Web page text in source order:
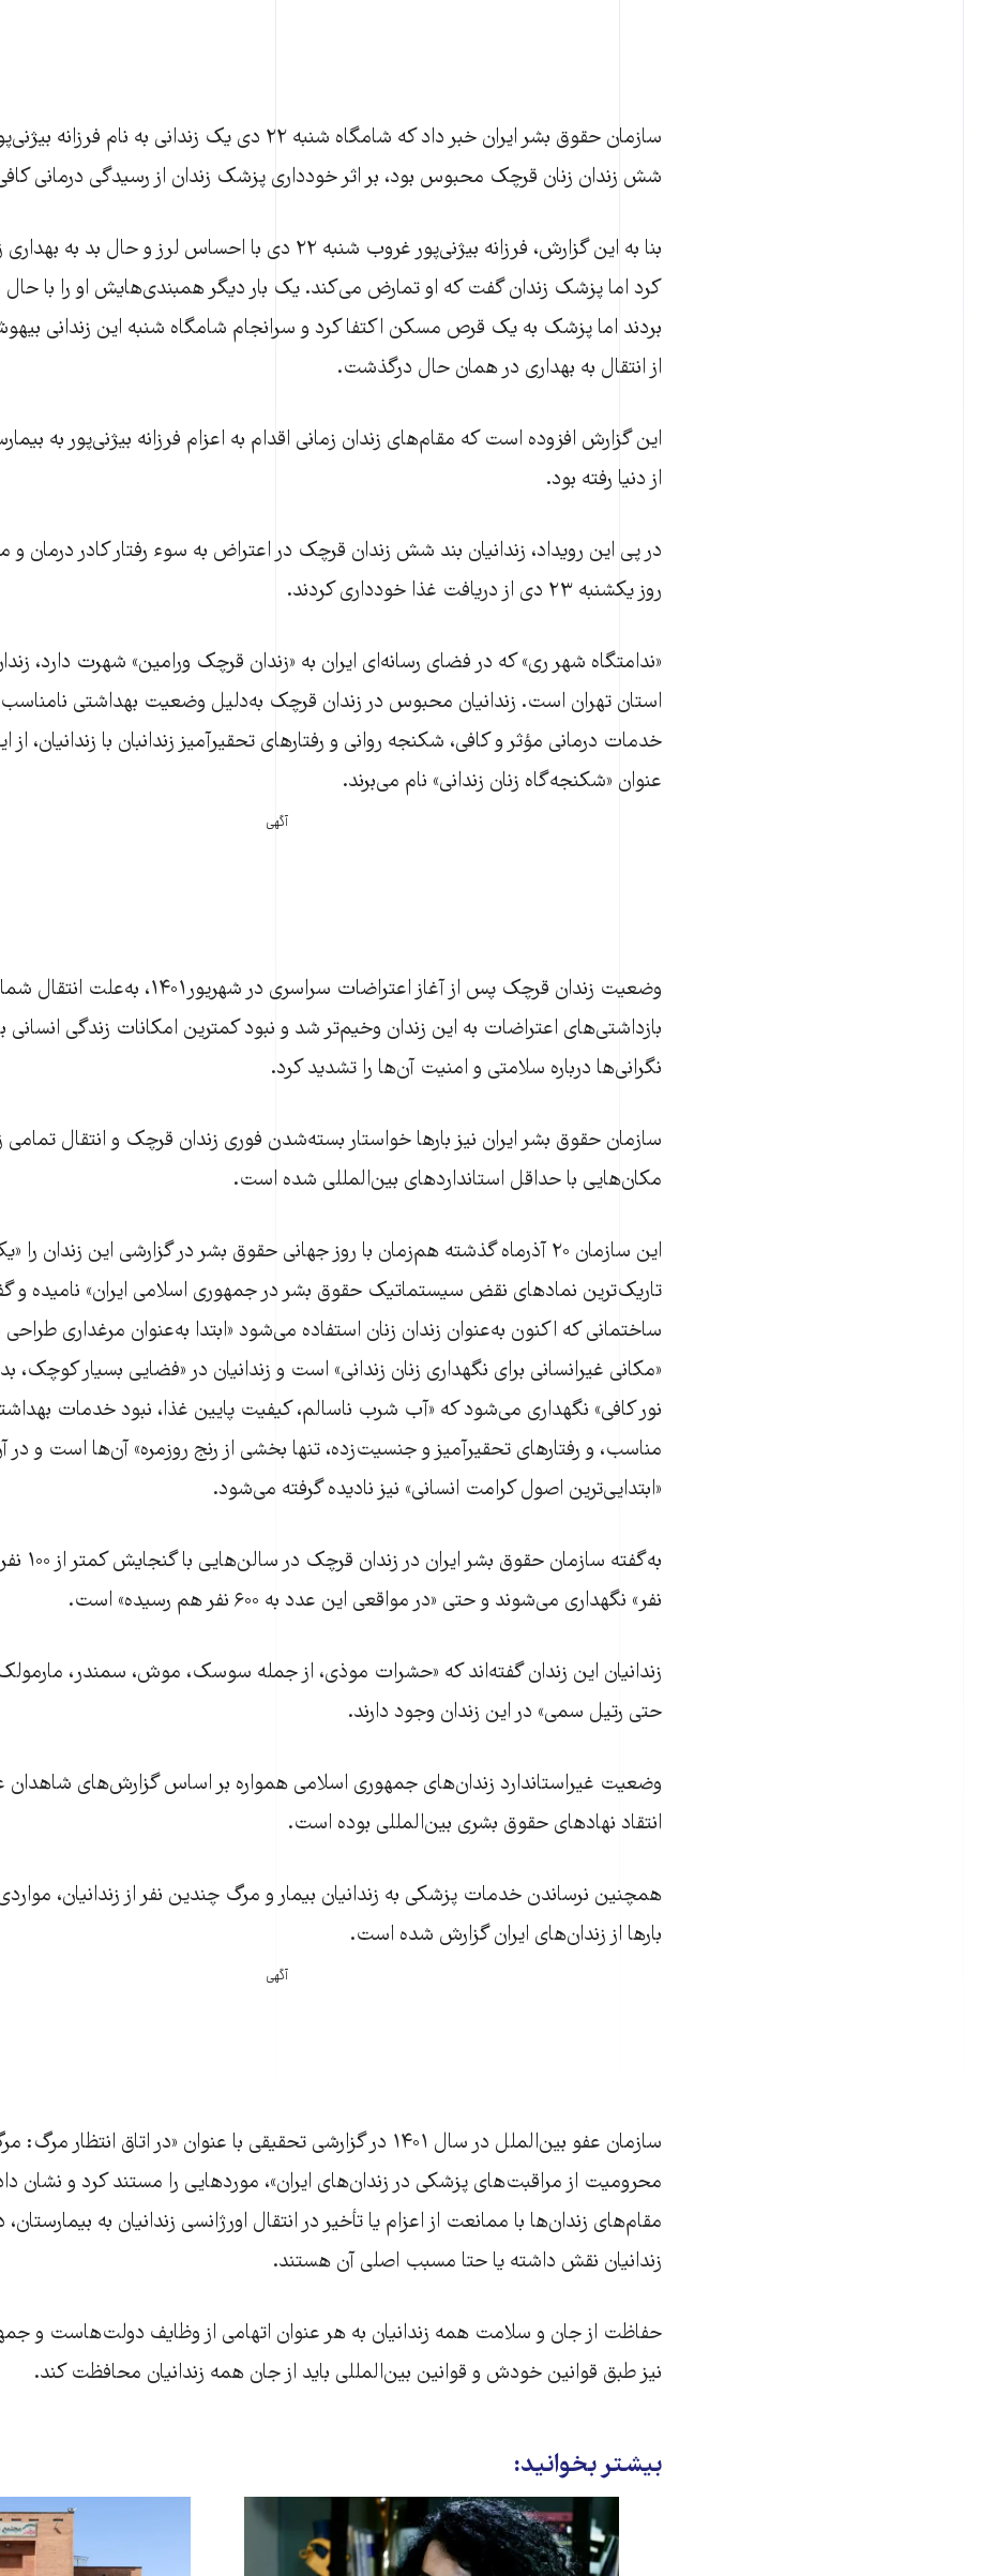
سازمان حقوق بشر ایران خبر داد که شامگاه شنبه ۲۲ دی یک زندانی به نام
شش زندان زنان قرچک محبوس بود، بر اثر خودداری پزشک زندان از رسیدگی درمانی
بنا به این گزارش، فرزانه بیژنی‌پور غروب شنبه ۲۲ دی با احساس لرز و حال
کرد اما پزشک زندان گفت که او تمارض می‌کند. یک بار دیگر همبندی‌هایش او را با حال
بردند اما پزشک به یک قرص مسکن اکتفا کرد و سرانجام شامگاه شنبه این زندانی
از انتقال به بهداری در همان حال درگذشت.
این گزارش افزوده است که مقام‌های زندان زمانی اقدام به اعزام فرزانه بیژنی‌پور به
از دنیا رفته بود.
در پی این رویداد، زندانیان بند شش زندان قرچک در اعتراض به سوء رفتار کادر درمان و
روز یکشنبه ۲۳ دی از دریافت غذا خودداری کردند.
«ندامتگاه شهر ری» که در فضای رسانه‌ای ایران به «زندان قرچک ورامین» شهرت دارد،
استان تهران است. زندانیان محبوس در زندان قرچک به‌دلیل وضعیت بهداشتی نامناسب،
خدمات درمانی مؤثر و کافی، شکنجه روانی و رفتارهای تحقیرآمیز زندانبان با زندانیان، از
عنوان «شکنجه‌گاه زنان زندانی» نام می‌برند.
آگهی
وضعیت زندان قرچک پس از آغاز اعتراضات سراسری در
بازداشتی‌های اعتراضات به این زندان وخیم‌تر شد و نبود کمترین امکانات زندگی انسانی
نگرانی‌ها درباره سلامتی و امنیت آن‌ها را تشدید کرد.
سازمان حقوق بشر ایران نیز بارها خواستار بسته‌شدن فوری زندان قرچک و انتقال تمامی
مکان‌هایی با حداقل استانداردهای بین‌المللی شده است.
این سازمان ۲۰ آذرماه گذشته هم‌زمان با روز جهانی حقوق بشر در گزارشی این زندان را
تاریک‌ترین نمادهای نقض سیستماتیک حقوق بشر در جمهوری اسلامی ایران» نامیده و
ساختمانی که اکنون به‌عنوان زندان زنان استفاده می‌شود «ابتدا به‌عنوان مرغداری
«مکانی غیرانسانی برای نگهداری زنان زندانی» است و زندانیان در «فضایی بسیار کوچک،
نور کافی» نگهداری می‌شود که «آب شرب ناسالم، کیفیت پایین غذا، نبود خدمات
مناسب، و رفتارهای تحقیرآمیز و جنسیت‌زده، تنها بخشی از رنج روزمره» آن‌ها است و در
«ابتدایی‌ترین اصول کرامت انسانی» نیز نادیده گرفته می‌شود.
نفر» نگهداری می‌شوند و حتی «در مواقعی این عدد به ۶۰۰ نفر هم رسیده» است.
زندانیان این زندان گفته‌اند که «حشرات موذی، از جمله سوسک، موش، سمندر،
حتی رتیل سمی» در این زندان وجود دارند.
وضعیت غیراستاندارد زندان‌های جمهوری اسلامی همواره بر اساس گزارش‌های شاهدان
انتقاد نهادهای حقوق بشری بین‌المللی بوده است.
همچنین نرساندن خدمات پزشکی به زندانیان بیمار و مرگ چندین نفر از زندانیان،
بارها از زندان‌های ایران گزارش شده است.
آگهی
سازمان عفو بین‌الملل در سال ۱۴۰۱ در گزارشی تحقیقی با عنوان «در اتاق
محرومیت از مراقبت‌های پزشکی در زندان‌های ایران»، موردهایی را مستند کرد و نشان
مقام‌های زندان‌ها با ممانعت از اعزام یا تأخیر در انتقال اورژانسی زندانیان به
زندانیان نقش داشته یا حتا مسبب اصلی آن هستند.
حفاظت از جان و سلامت همه زندانیان به هر عنوان اتهامی از وظایف دولت‌هاست و
نیز طبق قوانین خودش و قوانین بین‌المللی باید از جان همه زندانیان محافظت کند.
بیشتر بخوانید: